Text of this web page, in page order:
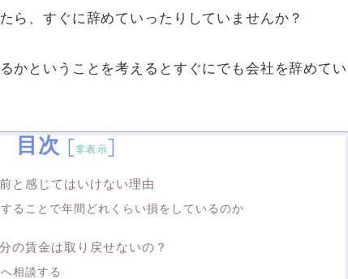
ら、すぐに辞めていったりしていませんか？
かということを考えるとすぐにでも会社を辞めてい
目次 [非表示]
と感じてはいけない理由
ることで年間どれくらい損をしているのか
の賃金は取り戻せないの？
相談する